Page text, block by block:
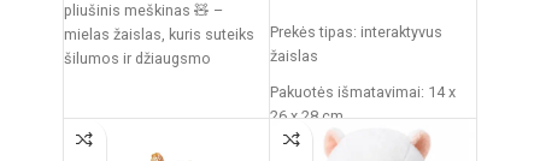
pliušinis meškinas 🧸 –
mielas žaislas, kuris suteiks
šilumos ir džiaugsmo
Prekės tipas: interaktyvus
žaislas
Pakuotės išmatavimai: 14 x
26 x 28 cm
Žaislo išmatavimai: 27 × 12 ×